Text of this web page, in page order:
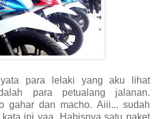
para lelaki yang aku lihat
para petualang jalanan.
gahar dan macho. Aiii... sudah